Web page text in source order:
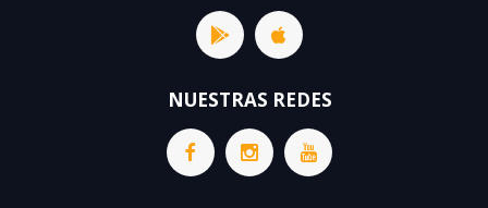
NUESTRAS REDES